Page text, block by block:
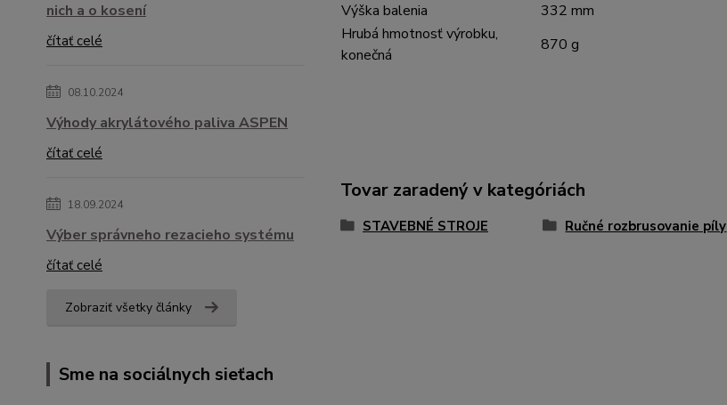
nich a o kosení
čítať celé
08.10.2024
Výhody akrylátového paliva ASPEN
čítať celé
18.09.2024
Výber správneho rezacieho systému
čítať celé
Zobraziť všetky články
Sme na sociálnych sieťach
Výška balenia
332 mm
Hrubá hmotnosť výrobku,
konečná
870 g
Tovar zaradený v kategóriách
STAVEBNÉ STROJE Ručné rozbrusovanie píly